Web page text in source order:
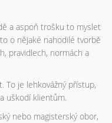
a aspoň trošku to myslet
o nějaké nahodilé tvorbě
pravidlech, normách a
To je lehkovážný přístup,
uškodí klientům.
nebo magisterský obor,